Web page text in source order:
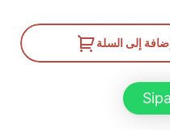
إلى السلة